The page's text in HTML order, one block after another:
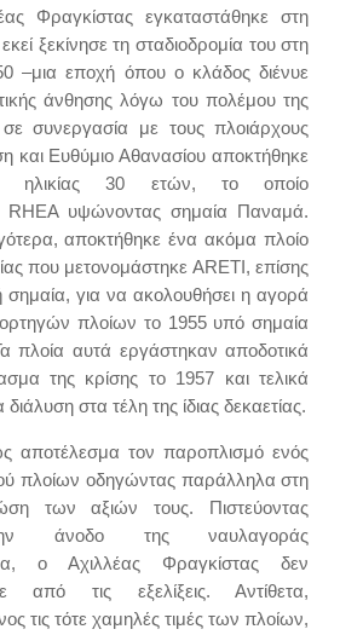
Φραγκίστας εγκαταστάθηκε στη
ξεκίνησε τη σταδιοδρομία του στη
–μια εποχή όπου ο κλάδος διένυε
άνθησης λόγω του πολέμου της
συνεργασία με τους πλοιάρχους
και Ευθύμιο Αθανασίου αποκτήθηκε
ηλικίας 30 ετών, το οποίο
RHEA υψώνοντας σημαία Παναμά.
αποκτήθηκε ένα ακόμα πλοίο
που μετονομάστηκε ARETI, επίσης
για να ακολουθήσει η αγορά
πλοίων το 1955 υπό σημαία
πλοία αυτά εργάστηκαν αποδοτικά
της κρίσης το 1957 και τελικά
στα τέλη της ίδιας δεκαετίας.
αποτέλεσμα τον παροπλισμό ενός
πλοίων οδηγώντας παράλληλα στη
των αξιών τους. Πιστεύοντας
άνοδο της ναυλαγοράς
ο Αχιλλέας Φραγκίστας δεν
από τις εξελίξεις. Αντίθετα,
τις τότε χαμηλές τιμές των πλοίων,